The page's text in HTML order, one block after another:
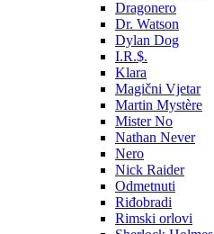
Dragonero
Dr. Watson
Dylan Dog
I.R.$.
Klara
Magični Vjetar
Martin Mystère
Mister No
Nathan Never
Nero
Nick Raider
Odmetnuti
Riđobradi
Rimski orlovi